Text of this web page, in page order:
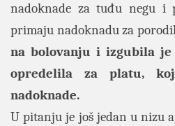
nadoknade za tuđu negu i
primaju nadoknadu za
na bolovanju i izgubila je
opredelila za platu,
nadoknade.
U pitanju je još jedan u nizu